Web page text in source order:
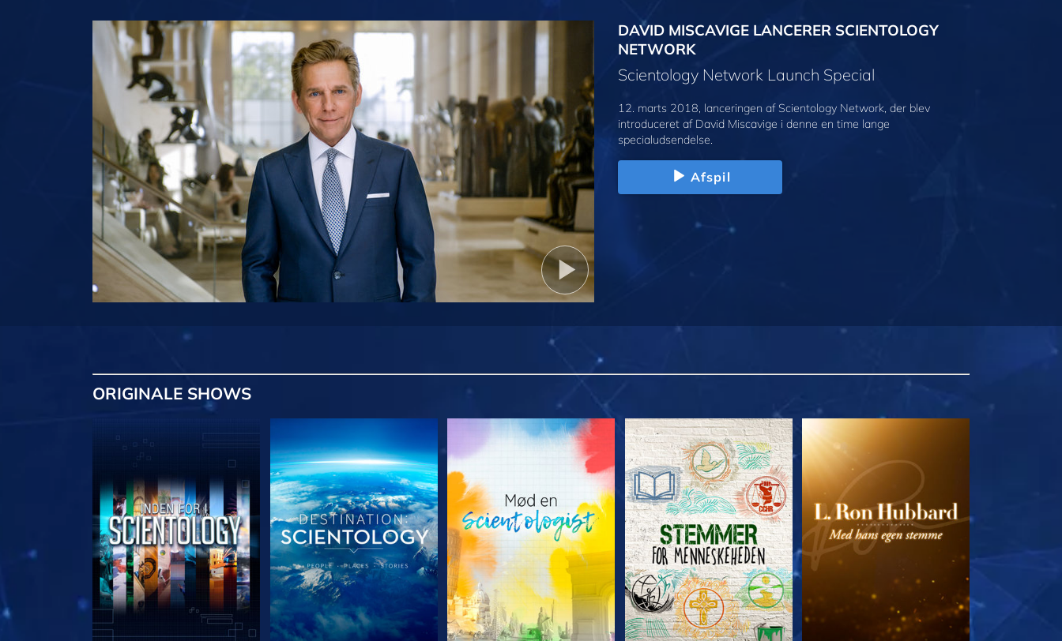
DAVID MISCAVIGE LANCERER SCIENTOLOGY
NETWORK
Scientology Network Launch Special
12. marts 2018, lanceringen af Scientology Network, der blev
introduceret af David Miscavige i denne en time lange
specialudsendelse.
Afspil
ORIGINALE SHOWS